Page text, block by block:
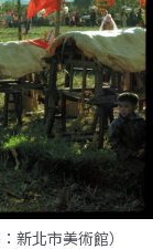
新北市美術館）